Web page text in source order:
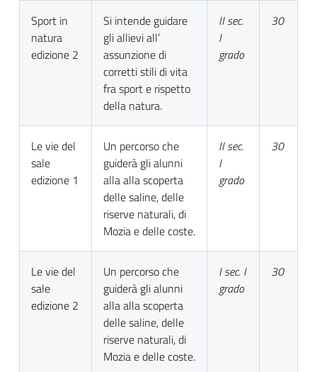
Sport in
natura
edizione 2
Si intende guidare
gli allievi all’
assunzione di
corretti stili di vita
fra sport e rispetto
della natura.
II sec.
I
grado
30
Le vie del
sale
edizione 1
Un percorso che
guiderà gli alunni
alla alla scoperta
delle saline, delle
riserve naturali, di
Mozia e delle coste.
II sec.
I
grado
30
Le vie del
sale
edizione 2
Un percorso che
guiderà gli alunni
alla alla scoperta
delle saline, delle
riserve naturali, di
Mozia e delle coste.
I sec. I
grado
30